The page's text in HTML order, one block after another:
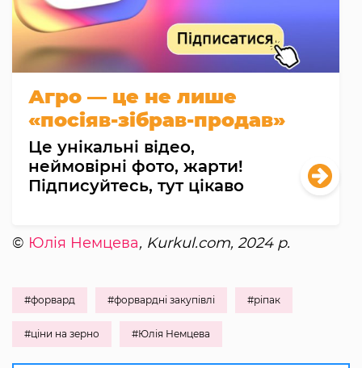
Агро — це не лише
«посіяв-зібрав-продав»
Це унікальні відео,
неймовірні фото, жарти!
Підписуйтесь, тут цікаво
© Юлія Немцева, Kurkul.com, 2024 р.
#форвард #форвардні закупівлі #ріпак
#ціни на зерно #Юлія Немцева